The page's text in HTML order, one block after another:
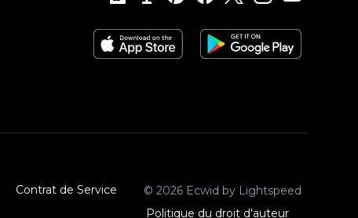
© 2026 Ecwid by Lightspeed
Contrat de Service
Politique du droit d'auteur